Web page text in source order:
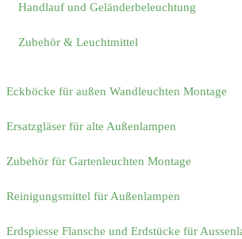
Handlauf und Geländerbeleuchtung
Zubehör & Leuchtmittel
Eckböcke für außen Wandleuchten Montage
Ersatzgläser für alte Außenlampen
Zubehör für Gartenleuchten Montage
Reinigungsmittel für Außenlampen
Erdspiesse Flansche und Erdstücke für